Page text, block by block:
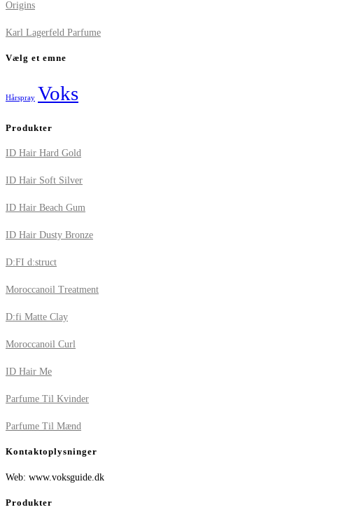
Origins
Karl Lagerfeld Parfume
Vælg et emne
Hårspray Voks
Produkter
ID Hair Hard Gold
ID Hair Soft Silver
ID Hair Beach Gum
ID Hair Dusty Bronze
D:FI d:struct
Moroccanoil Treatment
D:fi Matte Clay
Moroccanoil Curl
ID Hair Me
Parfume Til Kvinder
Parfume Til Mænd
Kontaktoplysninger
Web: www.voksguide.dk
Produkter